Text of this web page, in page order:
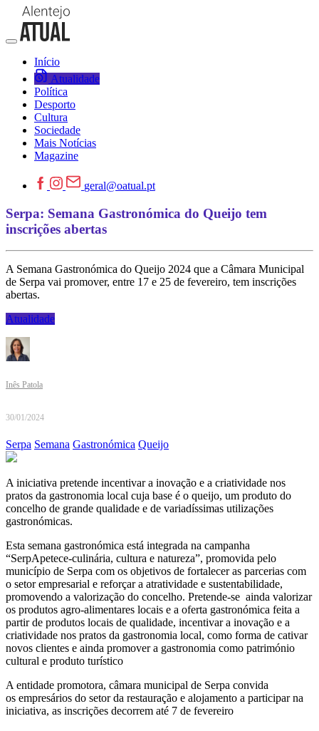
Início
Atualidade
Política
Desporto
Cultura
Sociedade
Mais Notícias
Magazine
geral@oatual.pt
Serpa: Semana Gastronómica do Queijo tem
inscrições abertas
A Semana Gastronómica do Queijo 2024 que a Câmara Municipal
de Serpa vai promover, entre 17 e 25 de fevereiro, tem inscrições
abertas.
Atualidade
Inês Patola
30/01/2024
Serpa Semana Gastronómica Queijo
A iniciativa pretende incentivar a inovação e a criatividade nos
pratos da gastronomia local cuja base é o queijo, um produto do
concelho de grande qualidade e de variadíssimas utilizações
gastronómicas.
Esta semana gastronómica está integrada na campanha
“SerpApetece-culinária, cultura e natureza”, promovida pelo
município de Serpa com os objetivos de fortalecer as parcerias com
o setor empresarial e reforçar a atratividade e sustentabilidade,
promovendo a valorização do concelho. Pretende-se ainda valorizar
os produtos agro-alimentares locais e a oferta gastronómica feita a
partir de produtos locais de qualidade, incentivar a inovação e a
criatividade nos pratos da gastronomia local, como forma de cativar
novos clientes e ainda promover a gastronomia como património
cultural e produto turístico
A entidade promotora, câmara municipal de Serpa convida
os empresários do setor da restauração e alojamento a participar na
iniciativa, as inscrições decorrem até 7 de fevereiro